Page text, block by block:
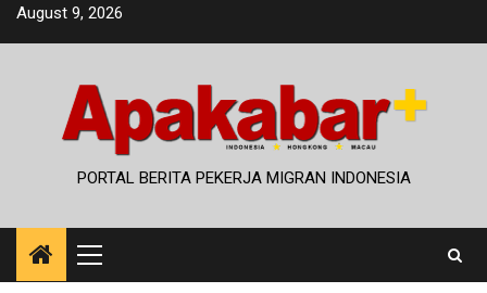
SkipAugust 9, 2026
PORTAL BERITA PEKERJA MIGRAN INDONESIA
Primary
Menu